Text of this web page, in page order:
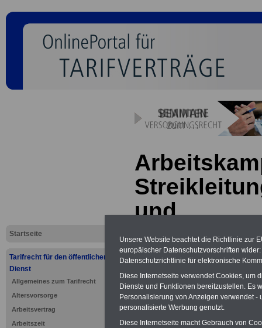
Startseite
Tarifrecht für den öffentlichen
Dienst
Allgemeines zum Tarifrecht
Altersvorsorge
Arbeitsvertrag
Arbeitszeit
und
Neu aufgelegt: Oktober
Unsere Website beachtet die Richtlinie zur
europäischer Datenschutzvorschriften
Datenschutzrichtlinie für elektronische
Diese Internetseite verwendet Cookies, um
Dienste und Funktionen bereitzustellen. Es
Personalisierung von Anzeigen verwendet
personalisierte Werbung genutzt.
Diese Internetseite macht Gebrauch von